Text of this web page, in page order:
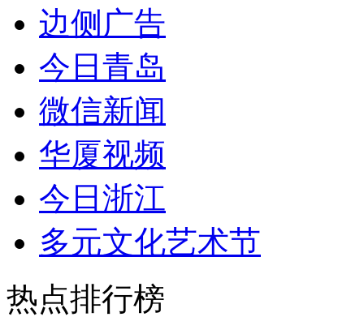
边侧广告
今日青岛
微信新闻
华厦视频
今日浙江
多元文化艺术节
热点排行榜